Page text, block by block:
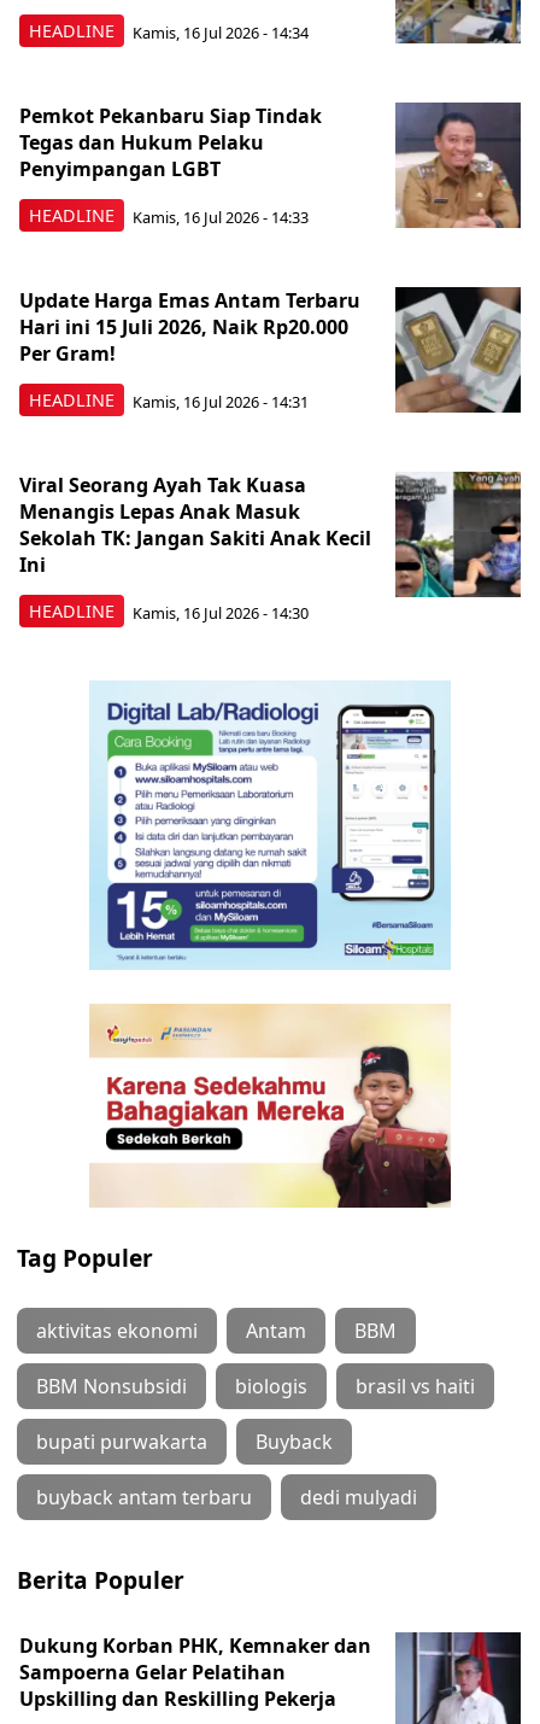
HEADLINE Kamis, 16 Jul 2026 - 14:34
HEADLINE
Pemkot Pekanbaru Siap Tindak
Tegas dan Hukum Pelaku
Penyimpangan LGBT
Kamis, 16 Jul 2026 - 14:33
HEADLINE
Update Harga Emas Antam Terbaru
Hari ini 15 Juli 2026, Naik Rp20.000
Per Gram!
Kamis, 16 Jul 2026 - 14:31
HEADLINE
Viral Seorang Ayah Tak Kuasa
Menangis Lepas Anak Masuk
Sekolah TK: Jangan Sakiti Anak Kecil
Ini
Kamis, 16 Jul 2026 - 14:30
Tag Populer
aktivitas ekonomi Antam BBM
BBM Nonsubsidi biologis brasil vs haiti
bupati purwakarta Buyback
buyback antam terbaru dedi mulyadi
Berita Populer
Dukung Korban PHK, Kemnaker dan
Sampoerna Gelar Pelatihan
Upskilling dan Reskilling Pekerja